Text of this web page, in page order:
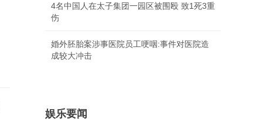
4名中国人在太子集团一园区被围殴 致1死3重
伤
婚外胚胎案涉事医院员工哽咽:事件对医院造
成较大冲击
娱乐要闻